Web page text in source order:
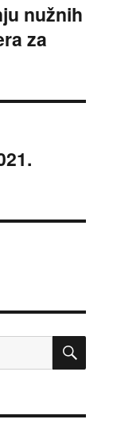
nužnih
za